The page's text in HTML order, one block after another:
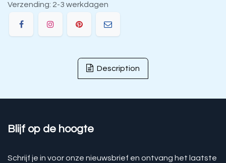
Verzending: 2-3 werkdagen
Description
Blijf op de hoogte
Schrijf je in voor onze nieuwsbrief en ontvang het laatste